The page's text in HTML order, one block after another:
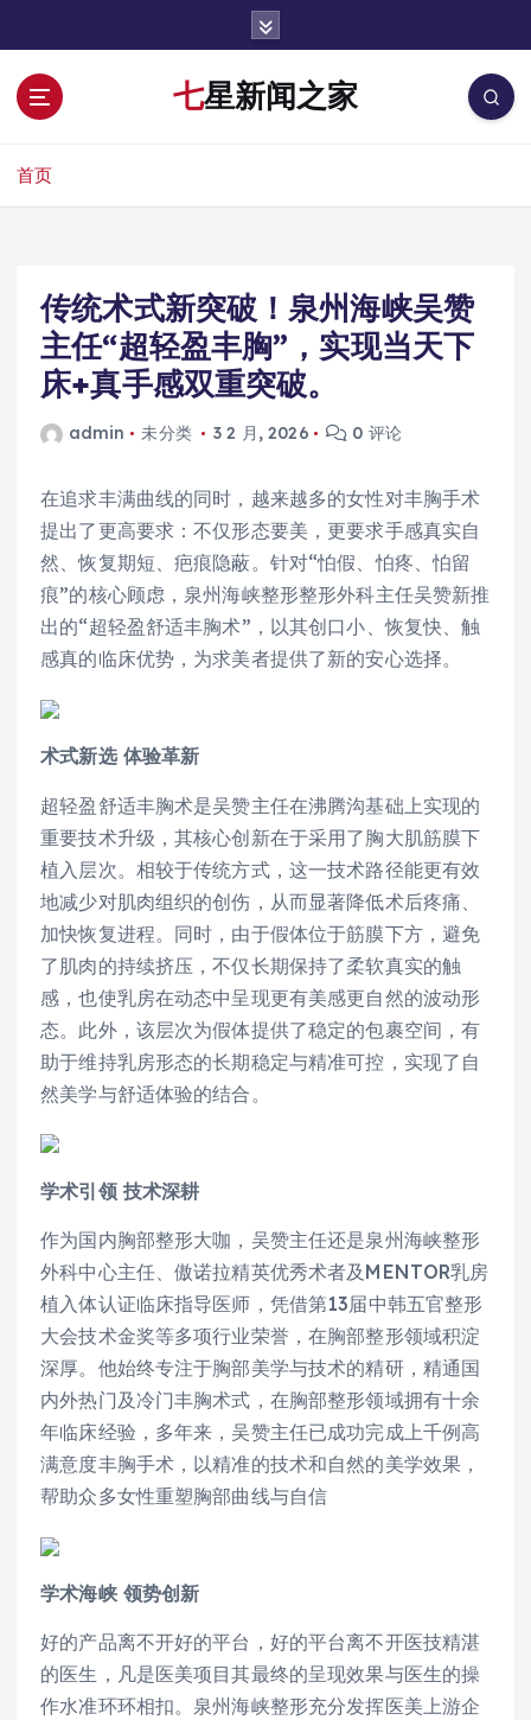
七星新闻之家
首页
传统术式新突破！泉州海峡吴赞
主任“超轻盈丰胸”，实现当天下
床+真手感双重突破。
admin 未分类 3 2 月, 2026 0 评论
在追求丰满曲线的同时，越来越多的女性对丰胸手术
提出了更高要求：不仅形态要美，更要求手感真实自
然、恢复期短、疤痕隐蔽。针对“怕假、怕疼、怕留
痕”的核心顾虑，泉州海峡整形整形外科主任吴赞新推
出的“超轻盈舒适丰胸术”，以其创口小、恢复快、触
感真的临床优势，为求美者提供了新的安心选择。
术式新选 体验革新
超轻盈舒适丰胸术是吴赞主任在沸腾沟基础上实现的
重要技术升级，其核心创新在于采用了胸大肌筋膜下
植入层次。相较于传统方式，这一技术路径能更有效
地减少对肌肉组织的创伤，从而显著降低术后疼痛、
加快恢复进程。同时，由于假体位于筋膜下方，避免
了肌肉的持续挤压，不仅长期保持了柔软真实的触
感，也使乳房在动态中呈现更有美感更自然的波动形
态。此外，该层次为假体提供了稳定的包裹空间，有
助于维持乳房形态的长期稳定与精准可控，实现了自
然美学与舒适体验的结合。
学术引领 技术深耕
作为国内胸部整形大咖，吴赞主任还是泉州海峡整形
外科中心主任、傲诺拉精英优秀术者及MENTOR乳房
植入体认证临床指导医师，凭借第13届中韩五官整形
大会技术金奖等多项行业荣誉，在胸部整形领域积淀
深厚。他始终专注于胸部美学与技术的精研，精通国
内外热门及冷门丰胸术式，在胸部整形领域拥有十余
年临床经验，多年来，吴赞主任已成功完成上千例高
满意度丰胸手术，以精准的技术和自然的美学效果，
帮助众多女性重塑胸部曲线与自信
学术海峡 领势创新
好的产品离不开好的平台，好的平台离不开医技精湛
的医生，凡是医美项目其最终的呈现效果与医生的操
作水准环环相扣。泉州海峡整形充分发挥医美上游企